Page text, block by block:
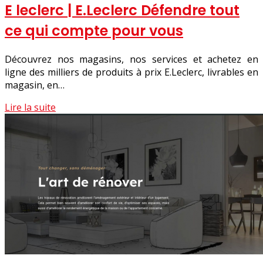
E leclerc | E.Leclerc Défendre tout
ce qui compte pour vous
Découvrez nos magasins, nos services et achetez en
ligne des milliers de produits à prix E.Leclerc, livrables en
magasin, en…
Lire la suite